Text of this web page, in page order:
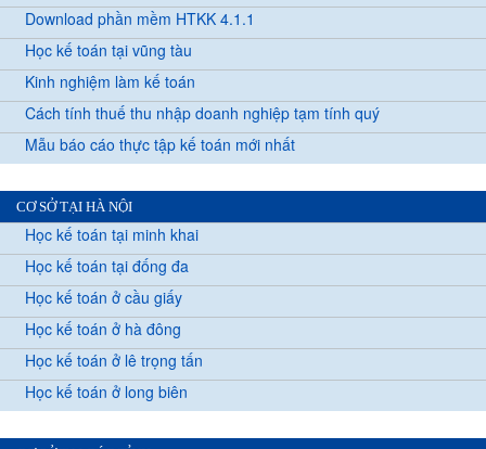
Download phần mềm HTKK 4.1.1
Học kế toán tại vũng tàu
Kinh nghiệm làm kế toán
Cách tính thuế thu nhập doanh nghiệp tạm tính quý
Mẫu báo cáo thực tập kế toán mới nhất
CƠ SỞ TẠI HÀ NỘI
Học kế toán tại minh khai
Học kế toán tại đống đa
Học kế toán ở cầu giấy
Học kế toán ở hà đông
Học kế toán ở lê trọng tấn
Học kế toán ở long biên